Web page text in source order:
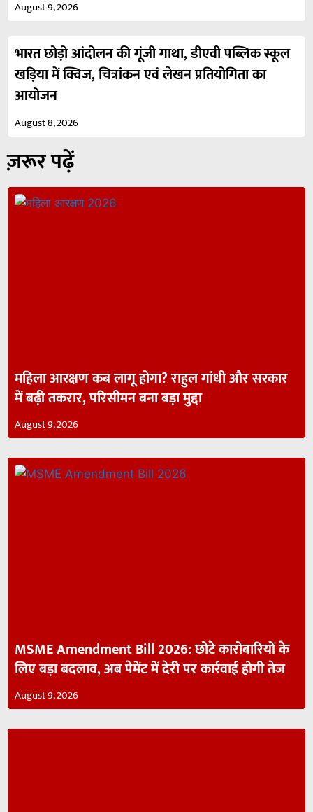
August 9, 2026
भारत छोड़ो आंदोलन की गूंजी गाथा, डीएवी पब्लिक स्कूल
खड़िया में क्विज, चित्रांकन एवं लेखन प्रतियोगिता का
आयोजन
August 8, 2026
ज़रूर पढ़ें
महिला आरक्षण कब लागू होगा? राहुल गांधी और सरकार
में बढ़ी तकरार, परिसीमन बना बड़ा मुद्दा
August 9, 2026
MSME Amendment Bill 2026: छोटे कारोबारियों के
लिए बड़ा बदलाव, अब पेमेंट में देरी पर कार्रवाई होगी तेज
August 9, 2026